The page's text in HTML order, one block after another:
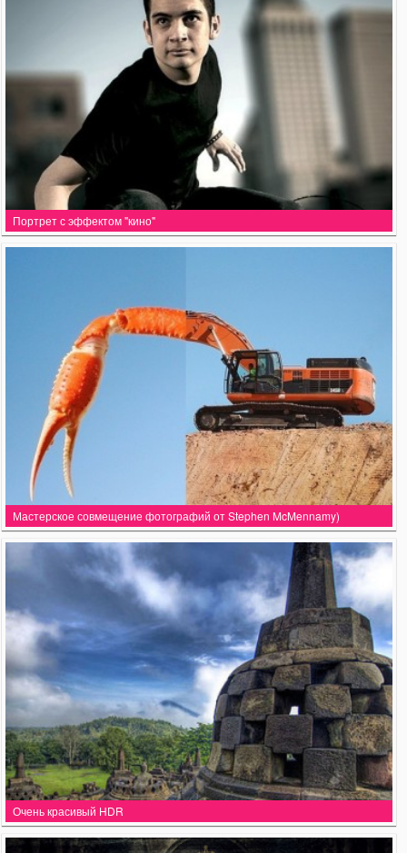
Портрет с эффектом "кино"
Мастерское совмещение фотографий от Stephen McMennamy)
Очень красивый HDR